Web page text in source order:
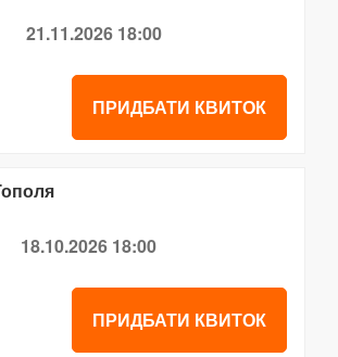
21.11.2026 18:00
ПРИДБАТИ КВИТОК
18.10.2026 18:00
ПРИДБАТИ КВИТОК